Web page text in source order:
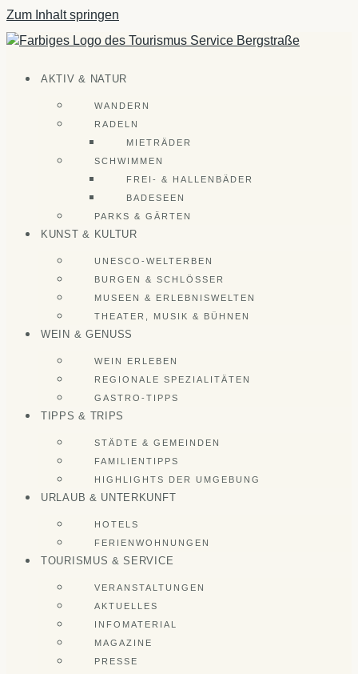
Zum Inhalt springen
AKTIV & NATUR
WANDERN
RADELN
MIETRÄDER
SCHWIMMEN
FREI- & HALLENBÄDER
BADESEEN
PARKS & GÄRTEN
KUNST & KULTUR
UNESCO-WELTERBEN
BURGEN & SCHLÖSSER
MUSEEN & ERLEBNISWELTEN
THEATER, MUSIK & BÜHNEN
WEIN & GENUSS
WEIN ERLEBEN
REGIONALE SPEZIALITÄTEN
GASTRO-TIPPS
TIPPS & TRIPS
STÄDTE & GEMEINDEN
FAMILIENTIPPS
HIGHLIGHTS DER UMGEBUNG
URLAUB & UNTERKUNFT
HOTELS
FERIENWOHNUNGEN
TOURISMUS & SERVICE
VERANSTALTUNGEN
AKTUELLES
INFOMATERIAL
MAGAZINE
PRESSE